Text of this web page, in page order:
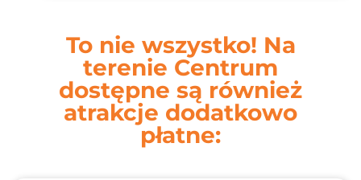
To nie wszystko! Na
terenie Centrum
dostępne są również
atrakcje dodatkowo
płatne: